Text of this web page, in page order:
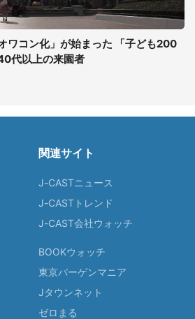
ワコン化」が始まった 「子ども200
代以上の来園者
関連サイト
J-CASTニュース
J-CASTトレンド
J-CAST会社ウォッチ
BOOKウォッチ
東京バーゲンマニア
Jタウンネット
ゼロまる